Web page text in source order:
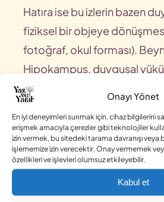
Onayı Yönet
En iyi deneyimleri sunmak için, cihaz bilgilerini
erişmek amacıyla çerezler gibi teknolojiler
izin vermek, bu sitedeki tarama davranışı veya
işlememize izin verecektir. Onay vermemek
özellikleri ve işlevleri olumsuz etkileyebilir.
Kabul et
Hatıra ise bu izlerin bazen
fiziksel bir objeye
fotoğraf, okul forması).
Hipokampus, duygusal yükü
işaretler ve kortekse taşır. Bu
hatıra’ya dönüşmesini sağlar.
Anı Kelimesinin Zıt
Mı?
Teknik olarak “anı”nın tam